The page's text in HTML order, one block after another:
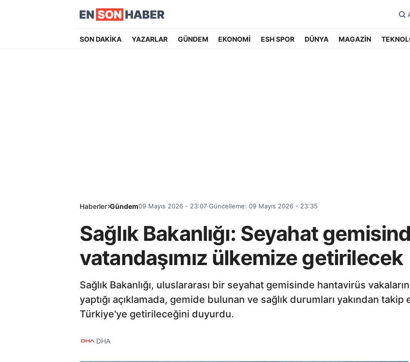
SON DAKİKA YAZARLAR GÜNDEM EKONOMİ ESH SPOR DÜNYA MAGAZİN
Haberler Gündem09 Mayıs 2026 - 23:07 Güncelleme: 09 Mayıs 2026 - 23:35
Sağlık Bakanlığı: Seyahat
vatandaşımız ülkemize getirilecek
Sağlık Bakanlığı, uluslararası bir seyahat gemisinde hantavirüs
yaptığı açıklamada, gemide bulunan ve sağlık durumları yakından takip
Türkiye'ye getirileceğini duyurdu.
DHA